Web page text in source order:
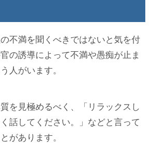
不満を聞くべきではないと気を付
の誘導によって不満や愚痴が止ま
人がいます。
を見極めるべく、「リラックスし
話してください。」などと言って
があります。